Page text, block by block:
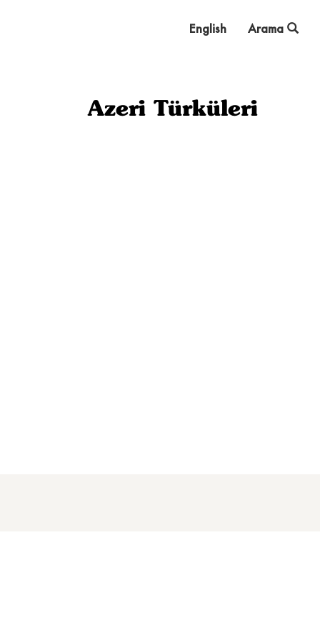
Arama
English
Azeri Türküleri